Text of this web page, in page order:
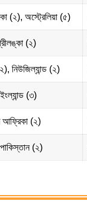
(২), অস্ট্রেলিয়া (৫)
(২)
নিউজিল্যান্ড (২)
(৩)
আফ্রিকা (২)
(২)